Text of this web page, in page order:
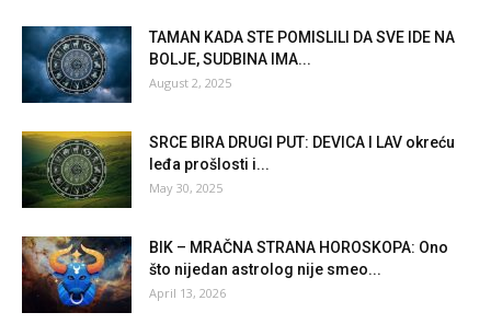
TAMAN KADA STE POMISLILI DA SVE IDE NA
BOLJE, SUDBINA IMA...
August 2, 2025
SRCE BIRA DRUGI PUT: DEVICA I LAV okreću
leđa prošlosti i...
May 30, 2025
BIK – MRAČNA STRANA HOROSKOPA: Ono
što nijedan astrolog nije smeo...
April 13, 2026